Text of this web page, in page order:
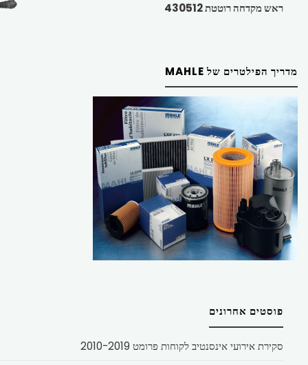
ראש מקדחה רוטטת 430512
מדריך הפילטרים של MAHLE
פוסטים אחרונים
סקירת אירועי אינסנטיב לקוחות פרומט 2010-2019